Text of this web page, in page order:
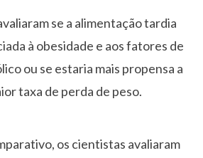
se a alimentação tardia
à obesidade e aos fatores de
ou se estaria mais propensa a
taxa de perda de peso.
os cientistas avaliaram